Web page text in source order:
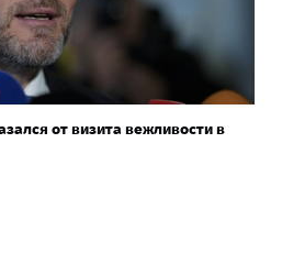
от визита вежливости в